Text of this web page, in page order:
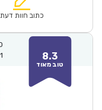
₪57.00.
כתוב חוות דעת
8.3
טוב מאוד
1